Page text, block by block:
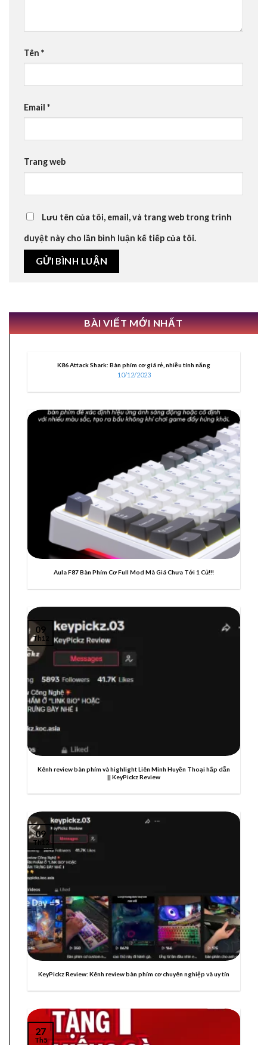
Tên *
Email *
Trang web
Lưu tên của tôi, email, và trang web trong trình
duyệt này cho lần bình luận kế tiếp của tôi.
BÀI VIẾT MỚI NHẤT
K86 Attack Shark: Bàn phím cơ giá rẻ, nhiều tính năng
10/12/2023
Aula F87 Bàn Phím Cơ Full Mod Mà Giá Chưa Tới 1 Củ!!!
Kênh review bàn phím và highlight Liên Minh Huyền Thoại hấp dẫn
|| KeyPickz Review
09
Th12
KeyPickz Review: Kênh review bàn phím cơ chuyên nghiệp và uy tín
09
Th12
27
Th5